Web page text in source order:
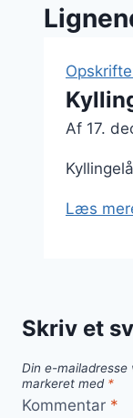
Af 17.
Læs
Skriv et
Din e-mailadresse
markeret med *
Kommentar *